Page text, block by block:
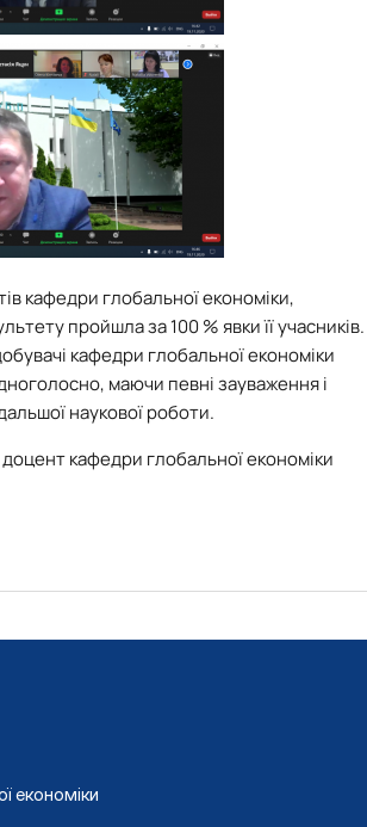
кафедри глобальної економіки,
пройшла за 100 % явки її учасників.
кафедри глобальної економіки
маючи певні зауваження і
наукової роботи.
кафедри глобальної економіки
економіки